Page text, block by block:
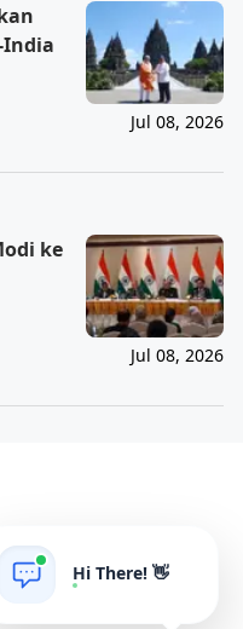
Jul 08, 2026
ke
Jul 08, 2026
Hi There! 👋